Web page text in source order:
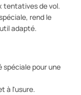
tentatives de vol.
rend le
adapté.
spéciale pour une
à l'usure.